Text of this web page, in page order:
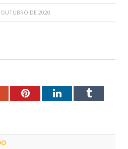
DE 2020
PinterestLinkedInTumblr